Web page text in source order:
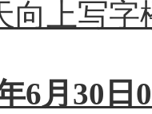
向上写字
6月 30 日